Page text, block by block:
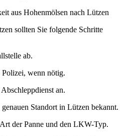
aus Hohenmölsen nach Lützen
sollten Sie folgende Schritte
ab.
Polizei, wenn nötig.
an.
Standort in Lützen bekannt.
der Panne und den LKW-Typ.